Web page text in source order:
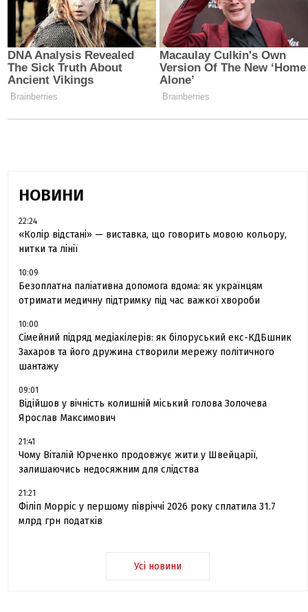
НОВИНИ
22:24
«Колір відстані» — виставка, що говорить мовою кольору,
нитки та лінії
10:09
Безоплатна паліативна допомога вдома: як українцям
отримати медичну підтримку під час важкої хвороби
10:00
Сімейний підряд медіакілерів: як білоруський екс-КДБшник
Захаров та його дружина створили мережу політичного
шантажу
09:01
Відійшов у вічність колишній міський голова Золочева
Ярослав Максимович
21:41
Чому Віталій Юрченко продовжує жити у Швейцарії,
залишаючись недосяжним для слідства
21:21
Філіп Морріс у першому півріччі 2026 року сплатила 31.7
млрд грн податків
Усі новини